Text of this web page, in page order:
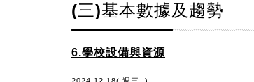
(三)基本數據及趨勢
6.學校設備與資源